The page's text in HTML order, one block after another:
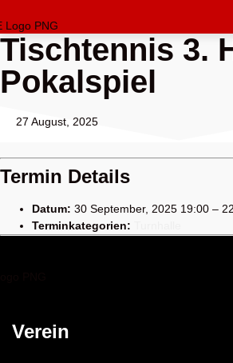
Tischtennis 3.
Pokalspiel
27 August, 2025
Termin Details
Datum: 30 September, 2025 19:00 –
Terminkategorien:
Verein